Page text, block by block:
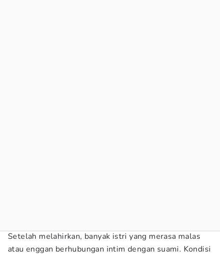
Setelah melahirkan, banyak istri yang merasa malas
atau enggan berhubungan intim dengan suami. Kondisi